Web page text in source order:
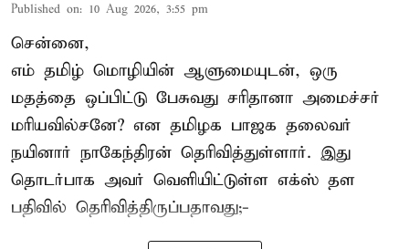
Published on: 10 Aug 2026, 3:55 pm
சென்னை,
எம் தமிழ் மொழியின் ஆளுமையுடன், ஒரு
மதத்தை ஒப்பிட்டு பேசுவது சரிதானா அமைச்சர்
மரியவில்சனே? என தமிழக பாஜக தலைவர்
நயினார் நாகேந்திரன் தெரிவித்துள்ளார். இது
தொடர்பாக அவர் வெளியிட்டுள்ள எக்ஸ் தள
பதிவில் தெரிவித்திருப்பதாவது;-